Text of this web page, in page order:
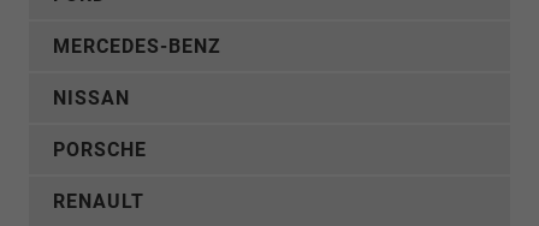
MERCEDES-BENZ
NISSAN
PORSCHE
RENAULT